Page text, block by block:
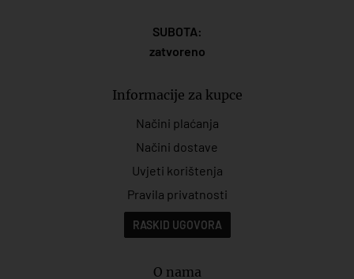
SUBOTA:
zatvoreno
Informacije za kupce
Načini plaćanja
Načini dostave
Uvjeti korištenja
Pravila privatnosti
RASKID UGOVORA
O nama